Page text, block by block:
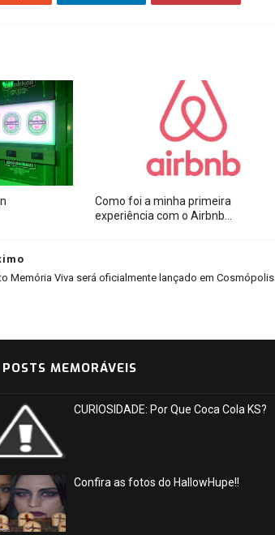
Como foi a minha primeira
experiência com o Airbnb‎...
Memória Viva será oficialmente lançado em Cosmópolis
POSTS MEMORÁVEIS
CURIOSIDADE: Por Que Coca Cola KS?
Confira as fotos do HallowHupe!!